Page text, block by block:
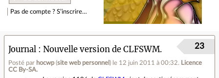
Pas de compte ? S’inscrire…
Journal Nouvelle version de CLFSWM.
Posté par hocwp(site web personnel ) le 12 juin 2011 à 00:32. Licence
CC By‑SA.
23